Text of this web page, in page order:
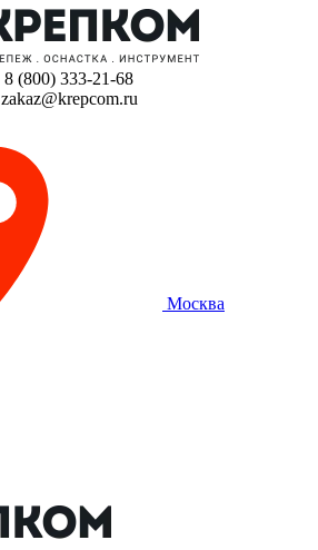
8 (800) 333-21-68
zakaz@krepcom.ru
Москва